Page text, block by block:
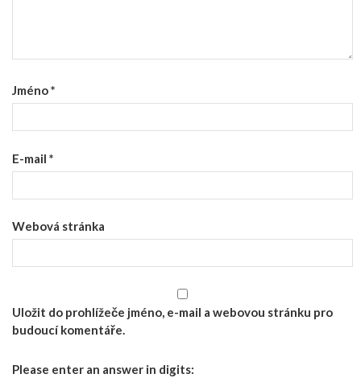
Jméno*
E-mail *
Webová stránka
Uložit do prohlížeče jméno, e-mail a webovou stránku pro
budoucí komentáře.
Please enter an answer in digits: